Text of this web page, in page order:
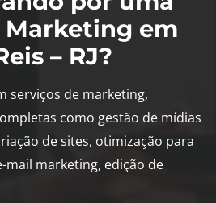
Marketing em
– RJ?
serviços de marketing,
como gestão de mídias
de sites, otimização para
mail marketing, edição de